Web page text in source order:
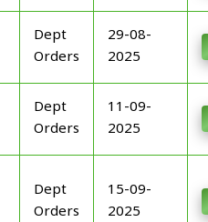
Dept
Orders
29-08-
2025
Dept
Orders
11-09-
2025
Dept
Orders
15-09-
2025